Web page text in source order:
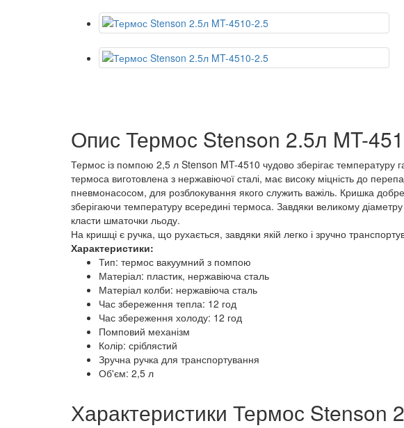
Опис Термос Stenson 2.5л MT-
Термос із помпою 2,5 л Stenson MT-4510 чудово зберігає температуру
термоса виготовлена з нержавіючої сталі, має високу міцність до
пневмонасосом, для розблокування якого служить важіль. Кришка
зберігаючи температуру всередині термоса. Завдяки великому
класти шматочки льоду.
На кришці є ручка, що рухається, завдяки якій легко і зручно
Характеристики:
Тип: термос вакуумний з помпою
Матеріал: пластик, нержавіюча сталь
Матеріал колби: нержавіюча сталь
Час збереження тепла: 12 год
Час збереження холоду: 12 год
Помповий механізм
Колір: сріблястий
Зручна ручка для транспортування
Об'єм: 2,5 л
Характеристики Термос Stenson